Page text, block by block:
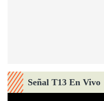
Señal T13 En Vivo